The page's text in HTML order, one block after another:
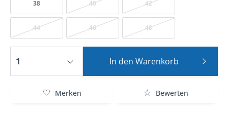
38 40 42
44 46 48
In den Warenkorb
Merken Bewerten